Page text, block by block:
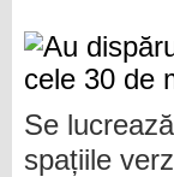
Se
spațiile